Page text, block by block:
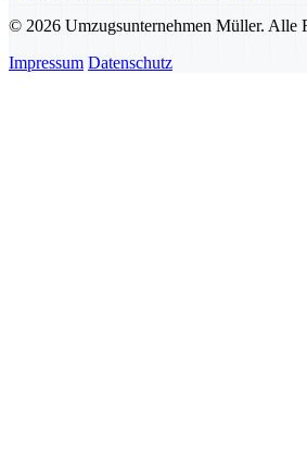
© 2026 Umzugsunternehmen Müller. Alle
Impressum Datenschutz